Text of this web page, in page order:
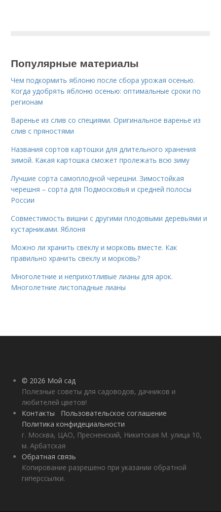
Популярные материалы
Чем подкормить яблоню после сбора урожая осенью.
Когда удобрять яблоню осенью: оптимальные сроки по
регионам
Варенье из слив со специями. Оригинальное варенье из
слив с пряностями
Названия сортов картошки для длительного хранения
зимой. Какая картошка сможет пролежать всю зиму
Лучшие сорта самоплодной черешни. Зимостойкая
черешня – сорта для Подмосковья и средней полосы
России
Совместимость вишни с другими плодовыми деревьями и
кустарниками. Яблоня
Можно ли хранить свеклу и морковь вместе. Как
правильно хранить свеклу и морковь?
Многолетние и неприхотливые лианы для арок.
Многолетние листопадные лианы
© 2026 Мой сад
Полезные советы для садоводов, дачников и
любителей цветов!
Контакты
Пользовательское соглашение
Политика конфидециальности
г. Москва, ЦАО, Пресненский, Никитская М. улица 10,
м. Арбатская
Обратная связь
Копирование разрешено при указании обратной
гиперссылки.